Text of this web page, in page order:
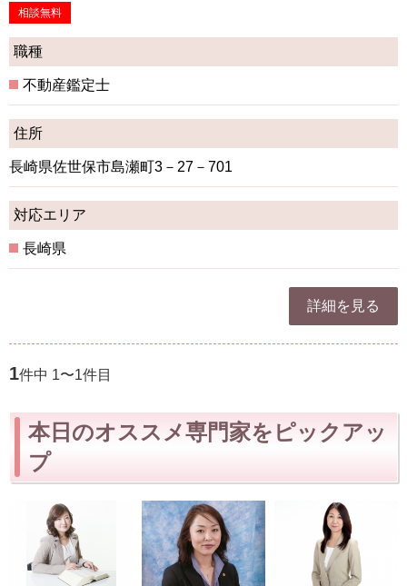
相談無料
職種
不動産鑑定士
住所
長崎県佐世保市島瀬町3－27－701
対応エリア
長崎県
詳細を見る
1件中 1〜1件目
本日のオススメ専門家をピックアッ
プ